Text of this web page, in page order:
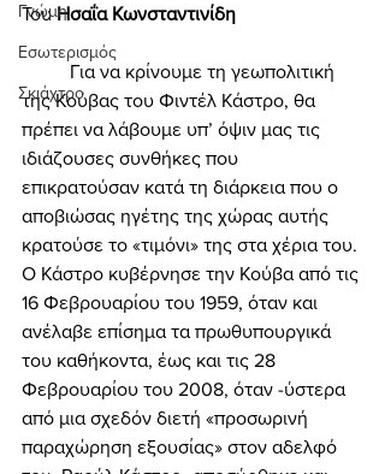
Γνώμη
Εσωτερισμός
Σκιάχτρο
Του Ησαΐα Κωνσταντινίδη
της Κούβας του Φιντέλ Κάστρο, θα
πρέπει να λάβουμε υπ’ όψιν μας τις
ιδιάζουσες συνθήκες που
επικρατούσαν κατά τη διάρκεια που ο
αποβιώσας ηγέτης της χώρας αυτής
κρατούσε το «τιμόνι» της στα χέρια του.
Ο Κάστρο κυβέρνησε την Κούβα από τις
16 Φεβρουαρίου του 1959, όταν και
ανέλαβε επίσημα τα πρωθυπουργικά
του καθήκοντα, έως και τις 28
Φεβρουαρίου του 2008, όταν -ύστερα
από μια σχεδόν διετή «προσωρινή
παραχώρηση εξουσίας» στον αδελφό